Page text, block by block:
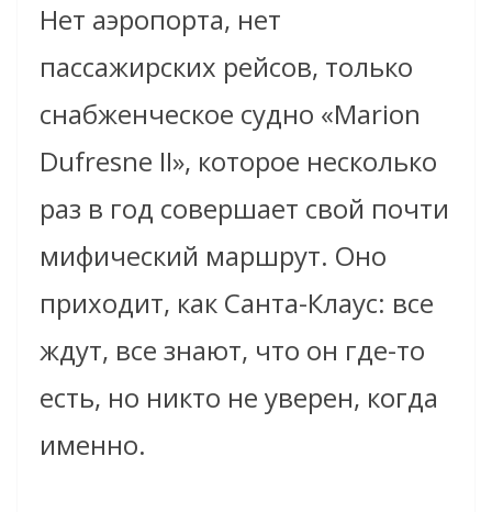
Нет аэропорта, нет
пассажирских рейсов, только
снабженческое судно «Marion
Dufresne II», которое несколько
раз в год совершает свой почти
мифический маршрут. Оно
приходит, как Санта-Клаус: все
ждут, все знают, что он где-то
есть, но никто не уверен, когда
именно.